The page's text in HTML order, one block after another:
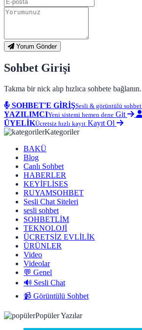
Yorum Gönder
Sohbet Girişi
Takma bir nick alıp hızlıca sohbete bağlanın.
SOHBET'E GİRİŞSesli & görüntülü sohbet
YAZILIMCIYeni sistemi hemen dene Git
ÜYELİKÜcretsiz hızlı kayıt Kayıt Ol
Kategoriler
BAKÜ
Blog
Canlı Sohbet
HABERLER
KEYİFLİSES
RUYAMSOHBET
Sesli Chat Siteleri
sesli sohbet
SOHBETLİM
TEKNOLOJİ
ÜCRETSİZ EVLİLİK
ÜRÜNLER
Video
Videolar
💬 Genel
🔊 Sesli Chat
📹 Görüntülü Sohbet
Popüler Yazılar